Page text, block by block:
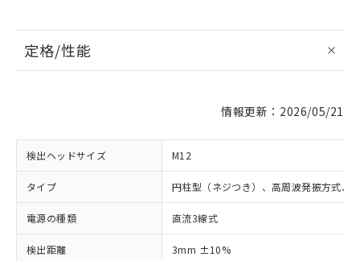
定格/性能
情報更新：2026/05/21
検出ヘッドサイズ M12
タイプ 円柱型（ネジつき）、高周波発振方式、
電源の種類 直流3線式
検出距離 3mm ±10%